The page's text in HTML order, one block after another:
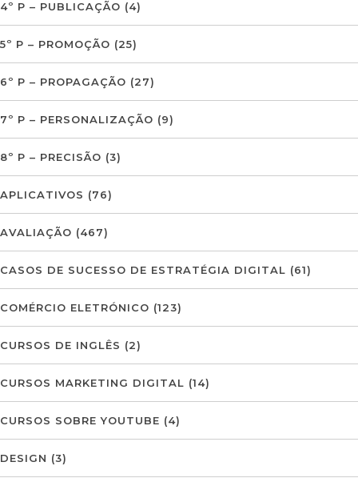
4º P – PUBLICAÇÃO (4)
5º P – PROMOÇÃO (25)
6º P – PROPAGAÇÃO (27)
7º P – PERSONALIZAÇÃO (9)
8º P – PRECISÃO (3)
APLICATIVOS (76)
AVALIAÇÃO (467)
CASOS DE SUCESSO DE ESTRATÉGIA DIGITAL (61)
COMÉRCIO ELETRÓNICO (123)
CURSOS DE INGLÊS (2)
CURSOS MARKETING DIGITAL (14)
CURSOS SOBRE YOUTUBE (4)
DESIGN (3)